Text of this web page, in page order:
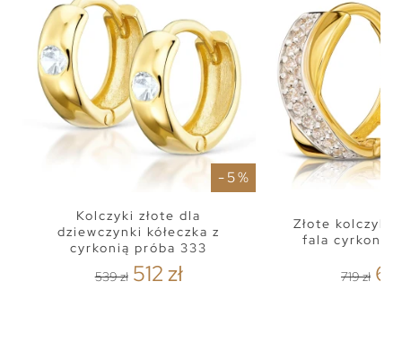
- 5 %
Kolczyki złote dla
dziewczynki kółeczka z
cyrkonią próba 333
539 zł 512 zł
Złote kolczyki
fala cyrkonie
719 zł